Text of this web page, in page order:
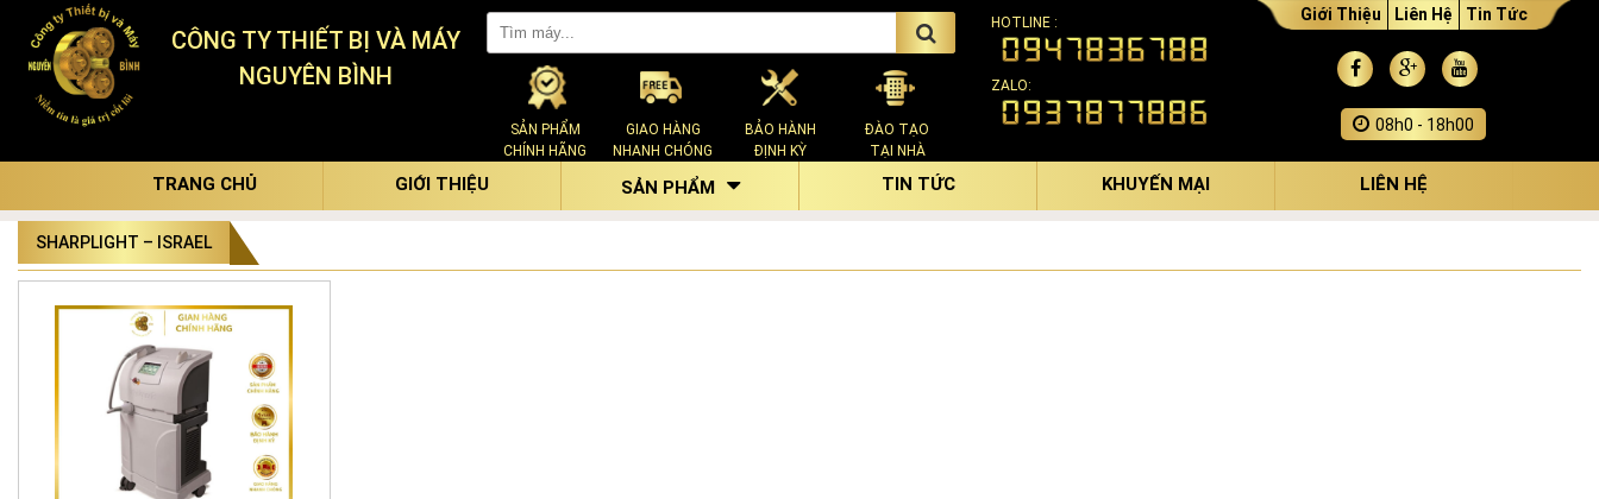
CÔNG TY THIẾT BỊ VÀ MÁY
NGUYÊN BÌNH
SẢN PHẨM
CHÍNH HÃNG
GIAO HÀNG
NHANH CHÓNG
BẢO HÀNH
ĐỊNH KỲ
ĐÀO TẠO
TẠI NHÀ
HOTLINE :
ZALO:
Giới Thiệu Liên Hệ Tin Tức
08h0 - 18h00
TRANG CHỦ GIỚI THIỆU SẢN PHẨM TIN TỨC KHUYẾN MẠI LIÊN HỆ
SHARPLIGHT – ISRAEL
nghệ trong 1
Áp dụng đồng thời 4 công nghệ mạnh mẽ
trong một thiết bị, Sharplight mang đến
một giải pháp thẩm mỹ với vô vàn ứng
dụng trị liệu – Máy Triệt Lông OMNIMAX.
Trở thành sự lựa chọn đầu tiên và thông
minh nhất của bệnh nhân trong điều trị